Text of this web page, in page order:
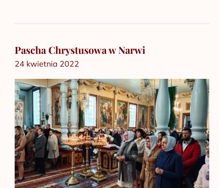
Pascha Chrystusowa w Narwi
24 kwietnia 2022
Pascha
Chrystusowa
w
Narwi